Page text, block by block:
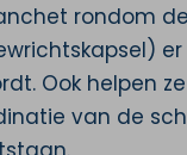
rondom
Ook helpen
van de